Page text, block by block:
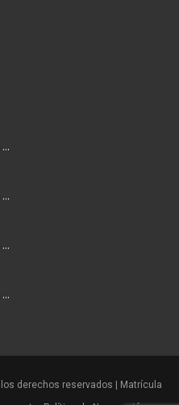
derechos reservados | Matrícula